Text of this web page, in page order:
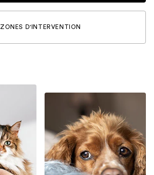
ZONES D'INTERVENTION